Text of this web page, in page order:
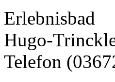
Erlebnisbad
Hugo-
Telefon